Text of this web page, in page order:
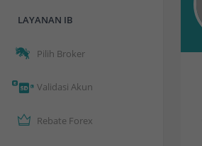
LAYANAN IB
Pilih Broker
Validasi Akun
Rebate Forex